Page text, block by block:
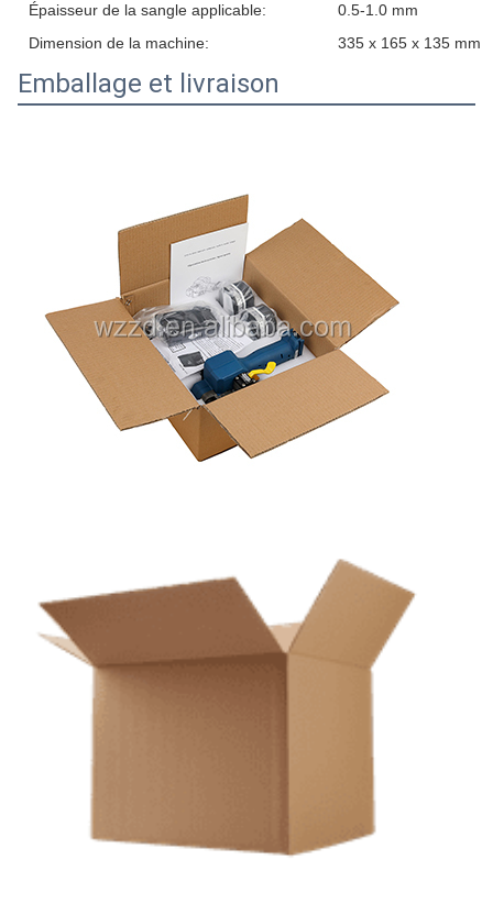
Épaisseur de la sangle applicable:
0.5-1.0 mm
Dimension de la machine:
335 x 165 x 135 mm
Emballage et livraison